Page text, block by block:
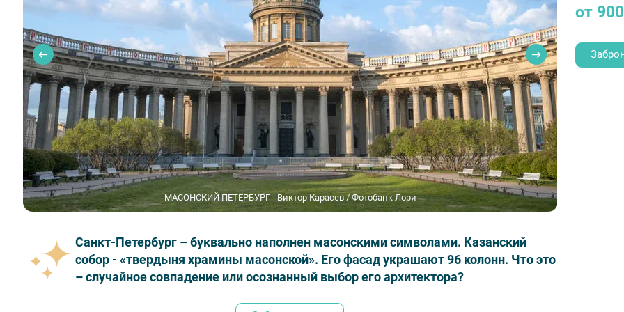
МАСОНСКИЙ ПЕТЕРБУРГ - Виктор Карасев / Фотобанк Лори
от
Санкт-Петербург – буквально наполнен масонскими символами. Казанский
собор - «твердыня храмины масонской». Его фасад украшают 96 колонн. Что это
– случайное совпадение или осознанный выбор его архитектора?